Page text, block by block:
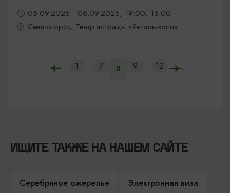
05.09.2026 - 06.09.2026, 19:00, 16:00
Светлогорск, Театр эстрады «Янтарь-холл»
1 ... 7 8 9 ... 12
ИЩИТЕ ТАКЖЕ НА НАШЕМ САЙТЕ
Серебряное ожерелье
Электронная виза